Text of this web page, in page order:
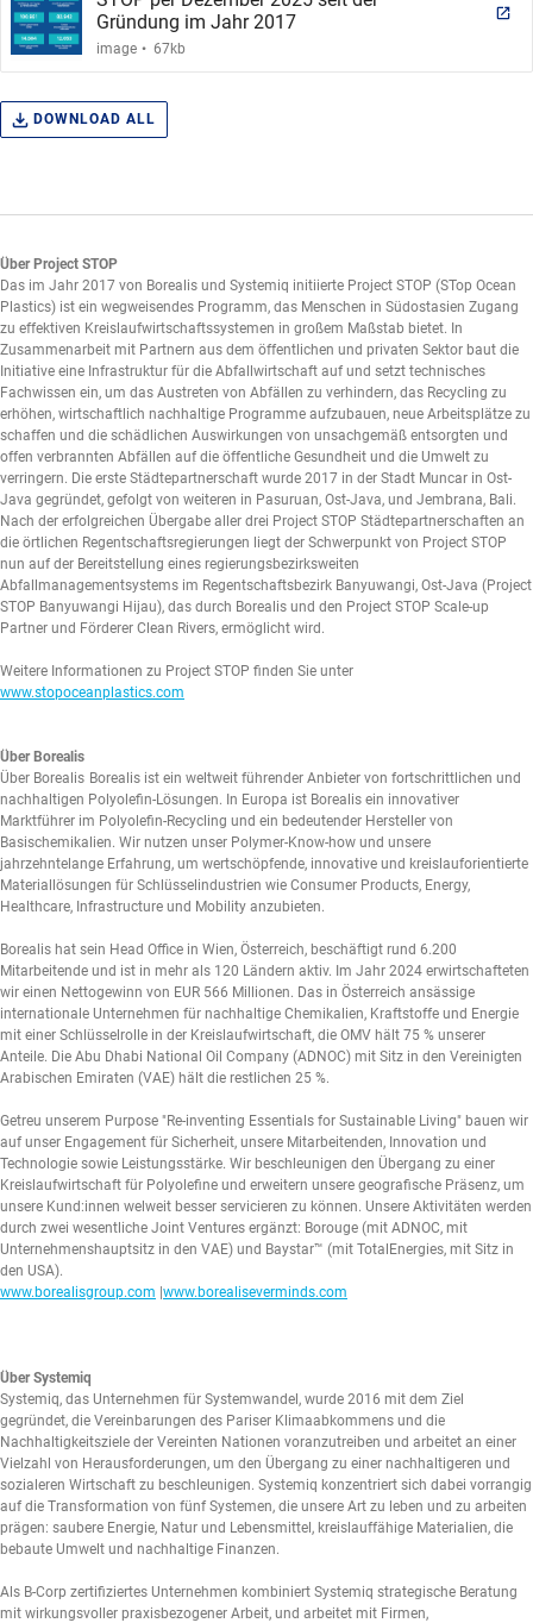
Gründung im Jahr 2017
image. 67kb
DOWNLOAD ALL
Über Project STOP
Das im Jahr 2017 von Borealis und Systemiq initiierte Project STOP (STop Ocean
Plastics) ist ein wegweisendes Programm, das Menschen in Südostasien Zugang
zu effektiven Kreislaufwirtschaftssystemen in großem Maßstab bietet. In
Zusammenarbeit mit Partnern aus dem öffentlichen und privaten Sektor baut die
Initiative eine Infrastruktur für die Abfallwirtschaft auf und setzt technisches
Fachwissen ein, um das Austreten von Abfällen zu verhindern, das Recycling zu
erhöhen, wirtschaftlich nachhaltige Programme aufzubauen, neue Arbeitsplätze zu
schaffen und die schädlichen Auswirkungen von unsachgemäß entsorgten und
offen verbrannten Abfällen auf die öffentliche Gesundheit und die Umwelt zu
verringern. Die erste Städtepartnerschaft wurde 2017 in der Stadt Muncar in Ost-
Java gegründet, gefolgt von weiteren in Pasuruan, Ost-Java, und Jembrana, Bali.
Nach der erfolgreichen Übergabe aller drei Project STOP Städtepartnerschaften an
die örtlichen Regentschaftsregierungen liegt der Schwerpunkt von Project STOP
nun auf der Bereitstellung eines regierungsbezirksweiten
Abfallmanagementsystems im Regentschaftsbezirk Banyuwangi, Ost-Java (Project
STOP Banyuwangi Hijau), das durch Borealis und den Project STOP Scale-up
Partner und Förderer Clean Rivers, ermöglicht wird.
Weitere Informationen zu Project STOP finden Sie unter
www.stopoceanplastics.com
Über Borealis
Über Borealis Borealis ist ein weltweit führender Anbieter von fortschrittlichen und
nachhaltigen Polyolefin-Lösungen. In Europa ist Borealis ein innovativer
Marktführer im Polyolefin-Recycling und ein bedeutender Hersteller von
Basischemikalien. Wir nutzen unser Polymer-Know-how und unsere
jahrzehntelange Erfahrung, um wertschöpfende, innovative und kreislauforientierte
Materiallösungen für Schlüsselindustrien wie Consumer Products, Energy,
Healthcare, Infrastructure und Mobility anzubieten.
Borealis hat sein Head Office in Wien, Österreich, beschäftigt rund 6.200
Mitarbeitende und ist in mehr als 120 Ländern aktiv. Im Jahr 2024 erwirtschafteten
wir einen Nettogewinn von EUR 566 Millionen. Das in Österreich ansässige
internationale Unternehmen für nachhaltige Chemikalien, Kraftstoffe und Energie
mit einer Schlüsselrolle in der Kreislaufwirtschaft, die OMV hält 75 % unserer
Anteile. Die Abu Dhabi National Oil Company (ADNOC) mit Sitz in den Vereinigten
Arabischen Emiraten (VAE) hält die restlichen 25 %.
Getreu unserem Purpose "Re-inventing Essentials for Sustainable Living" bauen wir
auf unser Engagement für Sicherheit, unsere Mitarbeitenden, Innovation und
Technologie sowie Leistungsstärke. Wir beschleunigen den Übergang zu einer
Kreislaufwirtschaft für Polyolefine und erweitern unsere geografische Präsenz, um
unsere Kund:innen welweit besser servicieren zu können. Unsere Aktivitäten werden
durch zwei wesentliche Joint Ventures ergänzt: Borouge (mit ADNOC, mit
Unternehmenshauptsitz in den VAE) und Baystar™ (mit TotalEnergies, mit Sitz in
den USA).
www.borealisgroup.com |www.borealiseverminds.com
Über Systemiq
Systemiq, das Unternehmen für Systemwandel, wurde 2016 mit dem Ziel
gegründet, die Vereinbarungen des Pariser Klimaabkommens und die
Nachhaltigkeitsziele der Vereinten Nationen voranzutreiben und arbeitet an einer
Vielzahl von Herausforderungen, um den Übergang zu einer nachhaltigeren und
sozialeren Wirtschaft zu beschleunigen. Systemiq konzentriert sich dabei vorrangig
auf die Transformation von fünf Systemen, die unsere Art zu leben und zu arbeiten
prägen: saubere Energie, Natur und Lebensmittel, kreislauffähige Materialien, die
bebaute Umwelt und nachhaltige Finanzen.
Als B-Corp zertifiziertes Unternehmen kombiniert Systemiq strategische Beratung
mit wirkungsvoller praxisbezogener Arbeit, und arbeitet mit Firmen,